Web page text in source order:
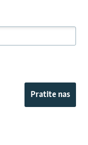
Pratite nas